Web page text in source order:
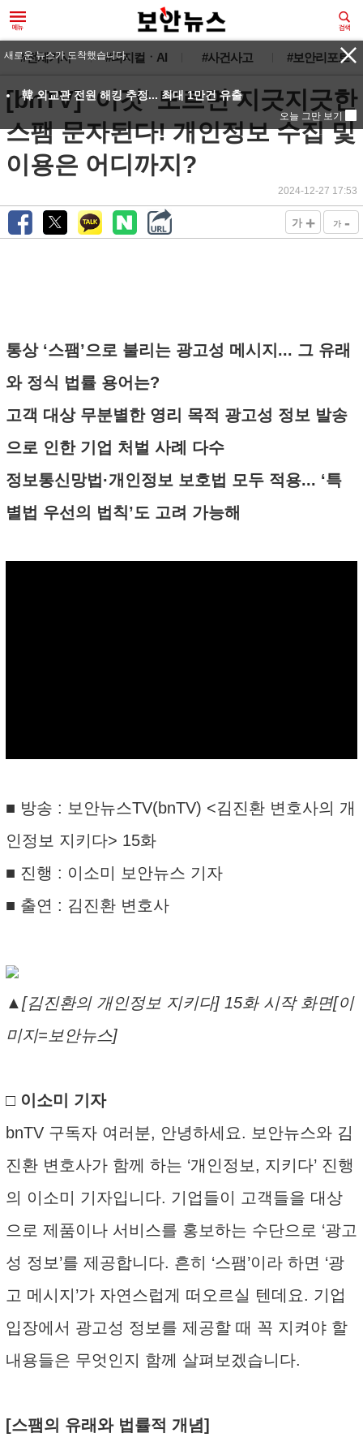
#전체기사 #피지컬ㆍAI #사건사고 #보안리포트
[bnTV] ‘이것’ 모르면 지긋지긋한
스팸 문자된다! 개인정보 수집 및
이용은 어디까지?
2024-12-27 17:53
가 + 가 -
통상 ‘스팸’으로 불리는 광고성 메시지... 그 유래
와 정식 법률 용어는?
고객 대상 무분별한 영리 목적 광고성 정보 발송
으로 인한 기업 처벌 사례 다수
정보통신망법·개인정보 보호법 모두 적용... ‘특
별법 우선의 법칙’도 고려 가능해
■ 방송 : 보안뉴스TV(bnTV) <김진환 변호사의 개
인정보 지키다> 15화
■ 진행 : 이소미 보안뉴스 기자
■ 출연 : 김진환 변호사
▲[김진환의 개인정보 지키다] 15화 시작 화면[이
미지=보안뉴스]
□ 이소미 기자
bnTV 구독자 여러분, 안녕하세요. 보안뉴스와 김
진환 변호사가 함께 하는 ‘개인정보, 지키다’ 진행
의 이소미 기자입니다. 기업들이 고객들을 대상
으로 제품이나 서비스를 홍보하는 수단으로 ‘광고
성 정보’를 제공합니다. 흔히 ‘스팸’이라 하면 ‘광
고 메시지’가 자연스럽게 떠오르실 텐데요. 기업
입장에서 광고성 정보를 제공할 때 꼭 지켜야 할
내용들은 무엇인지 함께 살펴보겠습니다.
[스팸의 유래와 법률적 개념]
새로운 뉴스가 도착했습니다.
韓 외교관 전원 해킹 추정... 최대 1만건 유출
오늘 그만 보기